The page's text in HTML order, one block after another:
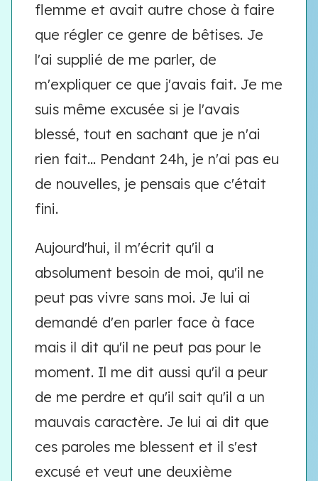
flemme et avait autre chose à faire
que régler ce genre de bêtises. Je
l'ai supplié de me parler, de
m'expliquer ce que j'avais fait. Je me
suis même excusée si je l'avais
blessé, tout en sachant que je n'ai
rien fait... Pendant 24h, je n'ai pas eu
de nouvelles, je pensais que c'était
fini.
Aujourd'hui, il m'écrit qu'il a
absolument besoin de moi, qu'il ne
peut pas vivre sans moi. Je lui ai
demandé d'en parler face à face
mais il dit qu'il ne peut pas pour le
moment. Il me dit aussi qu'il a peur
de me perdre et qu'il sait qu'il a un
mauvais caractère. Je lui ai dit que
ces paroles me blessent et il s'est
excusé et veut une deuxième